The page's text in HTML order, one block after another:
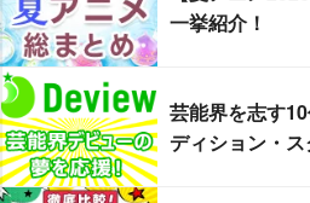
一挙紹介！
芸能界を志す
ディション・